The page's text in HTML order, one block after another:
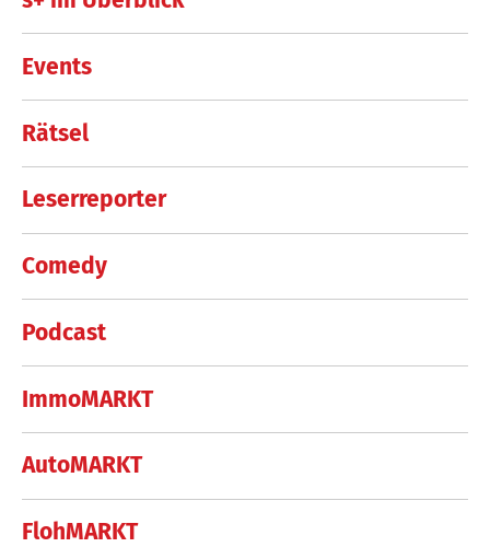
Events
Rätsel
Leserreporter
Comedy
Podcast
ImmoMARKT
AutoMARKT
FlohMARKT